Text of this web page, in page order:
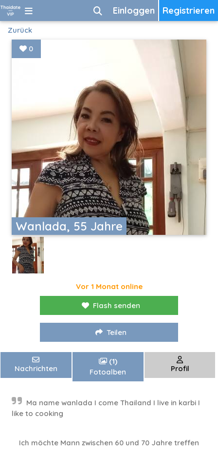
Registrieren
Einloggen
Zurück
Wanlada, 55 Jahre
0
Vor 1 Monat online
Flash senden
Teilen
Nachrichten
(1)
Fotoalben
Profil
Ma name wanlada I come Thailand I live in karbi I
like to cooking
Ich möchte Mann zwischen 60 und 70 Jahre treffen